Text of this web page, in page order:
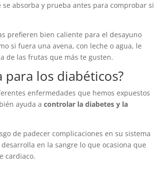
absorba y prueba antes para comprobar si
prefieren bien caliente para el desayuno
si fuera una avena, con leche o agua, le
de las frutas que más te gusten.
los diabéticos?
enfermedades que hemos expuestos
ayuda acontrolar la diabetes y la
de padecer complicaciones en su sistema
en la sangre lo que ocasiona que
cardiaco.